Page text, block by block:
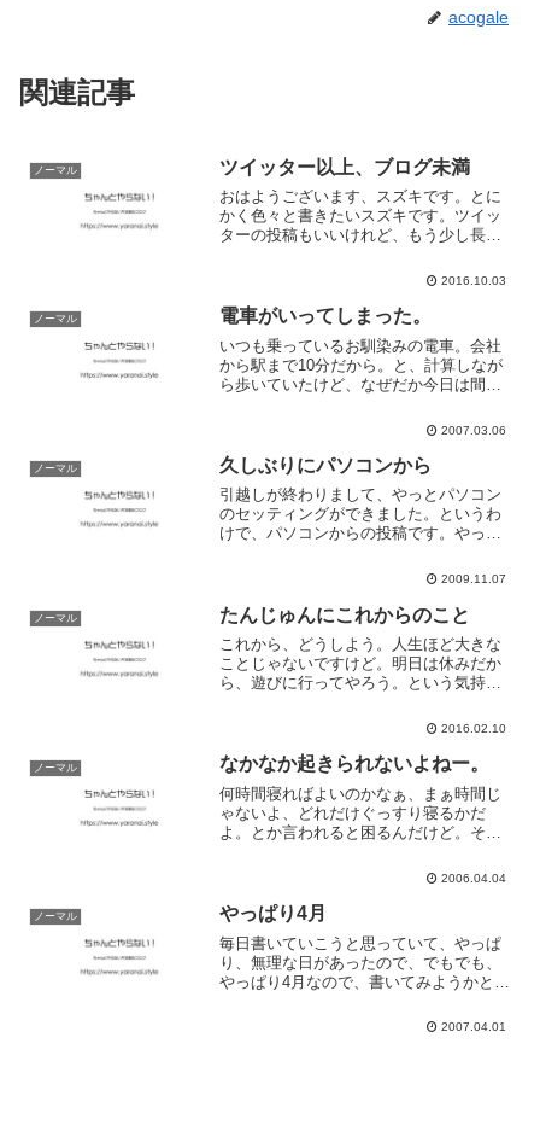
acogale
関連記事
ノーマル ツイッター以上、ブログ未満
おはようございます、スズキです。とに
かく色々と書きたいスズキです。ツイッ
ターの投稿もいいけれど、もう少し長め
な。そんなツイッターとブログのいいと
単に言えば、僕の日記です。...
2016.10.03
ノーマル 電車がいってしまった。
いつも乗っているお馴染みの電車。会社
から駅まで10分だから。と、計算しなが
ら歩いていたけど、なぜだか今日は間に
ょうか。いつも以上にテンションが高か
ったり、よくしゃべったり。そんなこん
なで、間に合わなかった...
2007.03.06
ノーマル 久しぶりにパソコンから
引越しが終わりまして、やっとパソコン
のセッティングができました。というわ
けで、パソコンからの投稿です。やっぱ
いいですね。いろんな気分なので、また
2009.11.07
ノーマル たんじゅんにこれからのこと
これから、どうしよう。人生ほど大きな
ことじゃないですけど。明日は休みだか
ら、遊びに行ってやろう。という気持ち
かラッキースポットあったら、巡りたい
ついてる。とまぁ、どこに...
2016.02.10
ノーマル なかなか起きられないよねー。
何時間寝ればよいのかなぁ、まぁ時間じ
ゃないよ、どれだけぐっすり寝るかだ
よ。とか言われると困るんだけど。そん
ふつーなんだけどどうしても時間ギリギ
朝の準備をしたいなぁと。明...
2006.04.04
ノーマル やっぱり4月
毎日書いていこうと思っていて、やっぱ
り、無理な日があったので、でもでも、
やっぱり4月なので、書いてみようかと。
ちゃうねー。今日は結構頑張ったぞー。
2007.04.01